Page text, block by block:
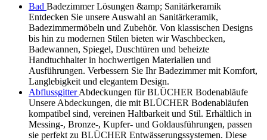
Bad Badezimmer Lösungen &amp; Sanitärkeramik
Entdecken Sie unsere Auswahl an Sanitärkeramik,
Badezimmermöbeln und Zubehör. Von klassischen Designs
bis hin zu modernen Stilen bieten wir Waschbecken,
Badewannen, Spiegel, Duschtüren und beheizte
Handtuchhalter in hochwertigen Materialien und
Ausführungen. Verbessern Sie Ihr Badezimmer mit Komfort,
Langlebigkeit und elegantem Design.
AbflussgitterAbdeckungen für BLÜCHER Bodenabläufe
Unsere Abdeckungen, die mit BLÜCHER Bodenabläufen
kompatibel sind, vereinen Haltbarkeit und Stil. Erhältlich in
Messing-, Bronze-, Kupfer- und Goldausführungen, passen
sie perfekt zu BLÜCHER Entwässerungssystemen. Diese